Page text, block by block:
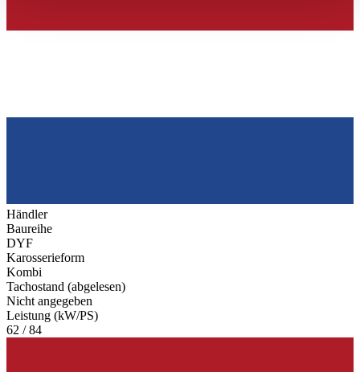
Händler
Baureihe
DYF
Karosserieform
Kombi
Tachostand (abgelesen)
Nicht angegeben
Leistung (kW/PS)
62 / 84